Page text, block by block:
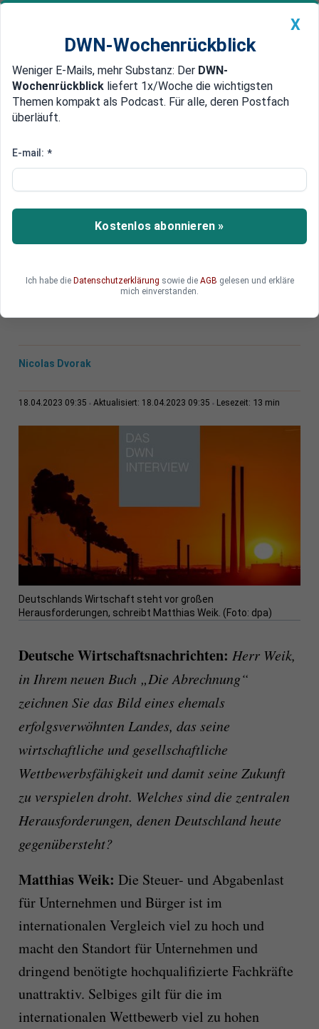
Newsticker MEIN DWN: Geldanlage Premium
Edelmetalle DWN-Magazin China
Bestseller-Autor Weik:
wettbewerbsfähig
Bestseller-Autor Matthias Weik skizziert in
seinem neuen Buch den Abstieg des einstigen
können, um sich für eine unruhige Zukunft zu
Nicolas Dvorak
18.04.2023 09:35 Aktualisiert: 18.04.2023 09:35 Lesezeit: 13 min
Deutschlands Wirtschaft steht vor großen
Herausforderungen, schreibt Matthias Weik. (Foto: dpa)
Deutsche Wirtschaftsnachrichten: Herr Weik,
in Ihrem neuen Buch „Die Abrechnung“
zeichnen Sie das Bild eines ehemals
erfolgsverwöhnten Landes, das seine
wirtschaftliche und gesellschaftliche
Wettbewerbsfähigkeit und damit seine Zukunft
zu verspielen droht. Welches sind die zentralen
Herausforderungen, denen Deutschland heute
gegenübersteht?
Matthias Weik: Die Steuer- und Abgabenlast
für Unternehmen und Bürger ist im
internationalen Vergleich viel zu hoch und
macht den Standort für Unternehmen und
dringend benötigte hochqualifizierte Fachkräfte
unattraktiv. Selbiges gilt für die im
internationalen Wettbewerb viel zu hohen
X
DWN-Wochenrückblick
Weniger E-Mails, mehr Substanz: Der DWN-
Wochenrückblick liefert 1x/Woche die wichtigsten
Themen kompakt als Podcast. Für alle, deren Postfach
überläuft.
E-mail: *
Kostenlos abonnieren »
Ich habe die Datenschutzerklärung sowie die AGB gelesen und erkläre
mich einverstanden.